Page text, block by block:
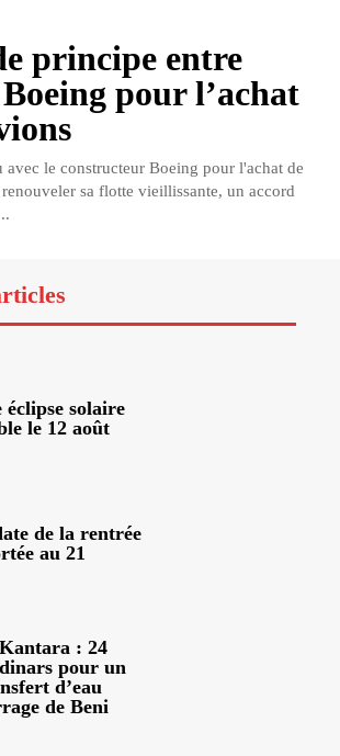
principe entre
pour l’achat
avec le constructeur Boeing pour l'achat de
sa flotte vieillissante, un accord
solaire
le 12 août
de la rentrée
au 21
: 24
pour un
d’eau
de Beni